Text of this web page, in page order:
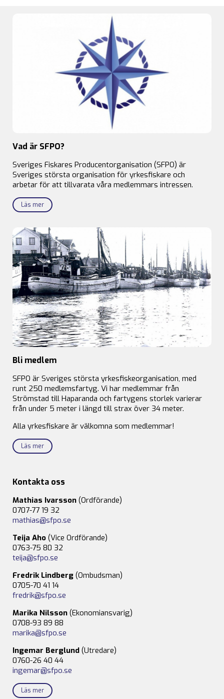
Vad är SFPO?
Sveriges Fiskares Producentorganisation (SFPO) är
Sveriges största organisation för yrkesfiskare och
arbetar för att tillvarata våra medlemmars intressen.
Läs mer
Bli medlem
SFPO är Sveriges största yrkesfiskeorganisation, med
runt 250 medlemsfartyg. Vi har medlemmar från
Strömstad till Haparanda och fartygens storlek varierar
från under 5 meter i längd till strax över 34 meter.
Alla yrkesfiskare är välkomna som medlemmar!
Läs mer
Kontakta oss
Mathias Ivarsson (Ordförande)
0707-77 19 32
mathias@sfpo.se
Teija Aho (Vice Ordförande)
0763-75 80 32
teija@sfpo.se
Fredrik Lindberg (Ombudsman)
0705-70 41 14
fredrik@sfpo.se
Marika Nilsson (Ekonomiansvarig)
0708-93 89 88
marika@sfpo.se
Ingemar Berglund (Utredare)
0760-26 40 44
ingemar@sfpo.se
Läs mer